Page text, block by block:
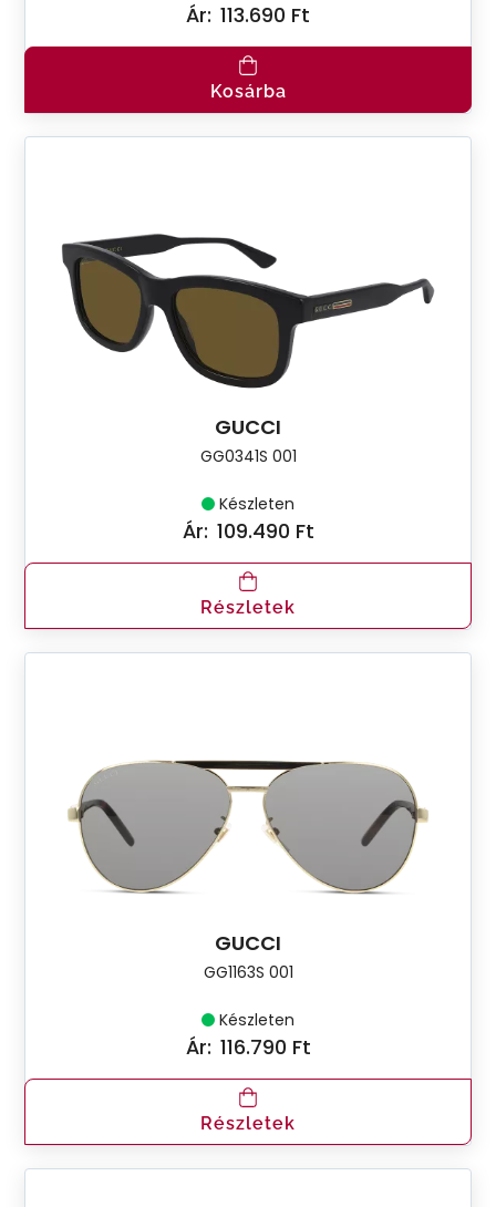
Ár: 113.690 Ft
Kosárba
GUCCI
GG0341S 001
Készleten
Ár: 109.490 Ft
Részletek
GUCCI
GG1163S 001
Készleten
Ár: 116.790 Ft
Részletek